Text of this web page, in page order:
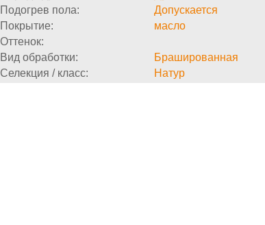
Подогрев пола:
Допускается
Покрытие:
масло
Оттенок:
Вид обработки:
Брашированная
Селекция / класс:
Натур